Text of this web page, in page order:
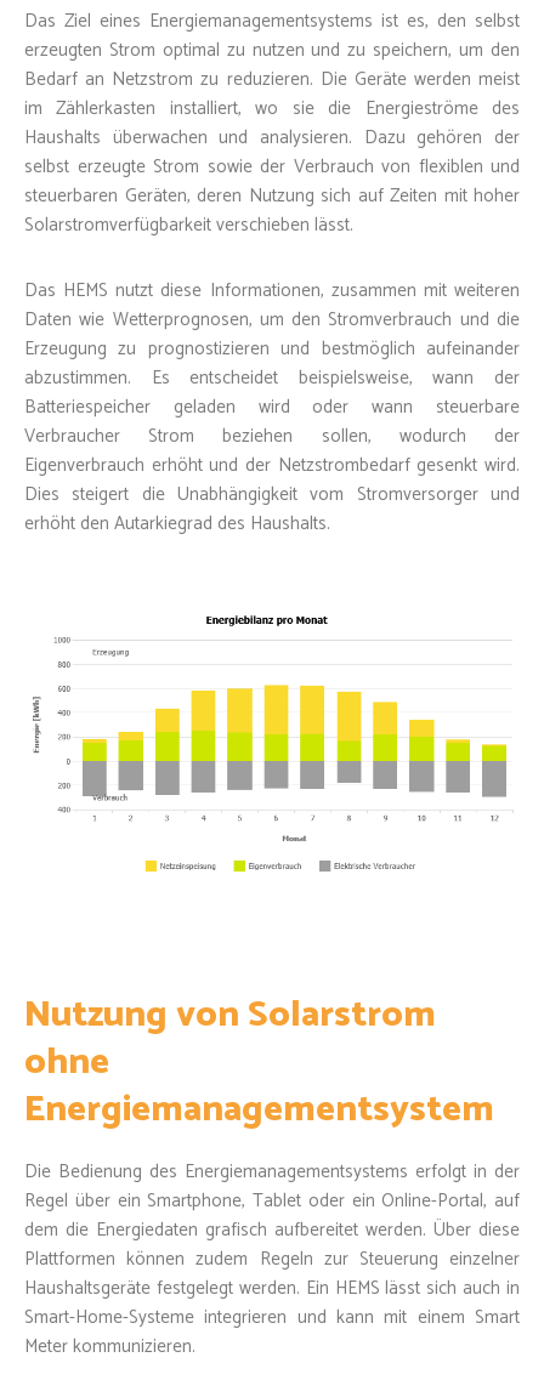
Das Ziel eines Energiemanagementsystems ist es, den selbst
erzeugten Strom optimal zu nutzen und zu speichern, um den
Bedarf an Netzstrom zu reduzieren. Die Geräte werden meist
im Zählerkasten installiert, wo sie die Energieströme des
Haushalts überwachen und analysieren. Dazu gehören der
selbst erzeugte Strom sowie der Verbrauch von flexiblen und
steuerbaren Geräten, deren Nutzung sich auf Zeiten mit hoher
Solarstromverfügbarkeit verschieben lässt.
Das HEMS nutzt diese Informationen, zusammen mit weiteren
Daten wie Wetterprognosen, um den Stromverbrauch und die
Erzeugung zu prognostizieren und bestmöglich aufeinander
abzustimmen. Es entscheidet beispielsweise, wann der
Batteriespeicher geladen wird oder wann steuerbare
Verbraucher Strom beziehen sollen, wodurch der
Eigenverbrauch erhöht und der Netzstrombedarf gesenkt wird.
Dies steigert die Unabhängigkeit vom Stromversorger und
erhöht den Autarkiegrad des Haushalts.
Nutzung von Solarstrom
ohne
Energiemanagementsystem
Die Bedienung des Energiemanagementsystems erfolgt in der
Regel über ein Smartphone, Tablet oder ein Online-Portal, auf
dem die Energiedaten grafisch aufbereitet werden. Über diese
Plattformen können zudem Regeln zur Steuerung einzelner
Haushaltsgeräte festgelegt werden. Ein HEMS lässt sich auch in
Smart-Home-Systeme integrieren und kann mit einem Smart
Meter kommunizieren.